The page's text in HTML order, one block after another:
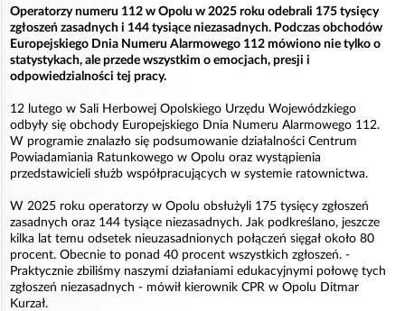
Operatorzy numeru 112 w Opolu w 2025 roku odebrali 175 tysięcy
zgłoszeń zasadnych i 144 tysiące niezasadnych. Podczas obchodów
Europejskiego Dnia Numeru Alarmowego 112 mówiono nie tylko o
statystykach, ale przede wszystkim o emocjach, presji i
odpowiedzialności tej pracy.
12 lutego w Sali Herbowej Opolskiego Urzędu Wojewódzkiego
odbyły się obchody Europejskiego Dnia Numeru Alarmowego 112.
W programie znalazło się podsumowanie działalności Centrum
Powiadamiania Ratunkowego w Opolu oraz wystąpienia
przedstawicieli służb współpracujących w systemie ratownictwa.
W 2025 roku operatorzy w Opolu obsłużyli 175 tysięcy zgłoszeń
zasadnych oraz 144 tysiące niezasadnych. Jak podkreślano, jeszcze
kilka lat temu odsetek nieuzasadnionych połączeń sięgał około 80
procent. Obecnie to ponad 40 procent wszystkich zgłoszeń. -
Praktycznie zbiliśmy naszymi działaniami edukacyjnymi połowę tych
zgłoszeń niezasadnych - mówił kierownik CPR w Opolu Ditmar
Kurzał.